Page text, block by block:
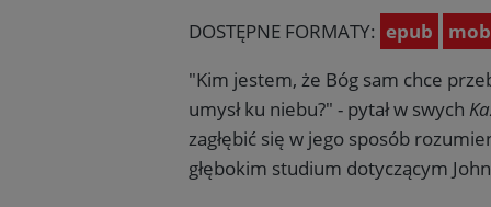
DOSTĘPNE FORMATY: epub
"Kim jestem, że Bóg sam chce
umysł ku niebu?" - pytał w swych
zagłębić się w jego sposób
głębokim studium dotyczącym